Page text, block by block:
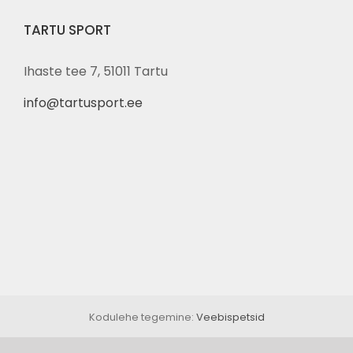
TARTU SPORT
Ihaste tee 7, 51011 Tartu
info@tartusport.ee
Kodulehe tegemine: Veebispetsid